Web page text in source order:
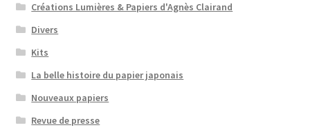
Créations Lumières & Papiers d'Agnès Clairand
Divers
Kits
La belle histoire du papier japonais
Nouveaux papiers
Revue de presse